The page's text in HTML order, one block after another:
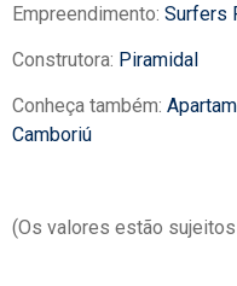
Empreendimento: Surfers
Construtora: Piramidal
Conheça também:
Camboriú
(Os valores estão